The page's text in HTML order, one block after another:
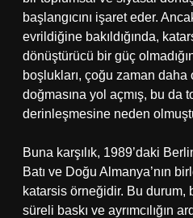
başlangıcını işaret eder.
evrildiğine bakıldığında,
dönüştürücü bir güç
boşlukları, çoğu zaman
doğmasına yol açmış, bu da
derinleşmesine neden
Buna karşılık, 1989’daki
Batı ve Doğu Almanya’nın
katarsis örneğidir. Bu durum,
süreli baskı ve ayrımcılığın